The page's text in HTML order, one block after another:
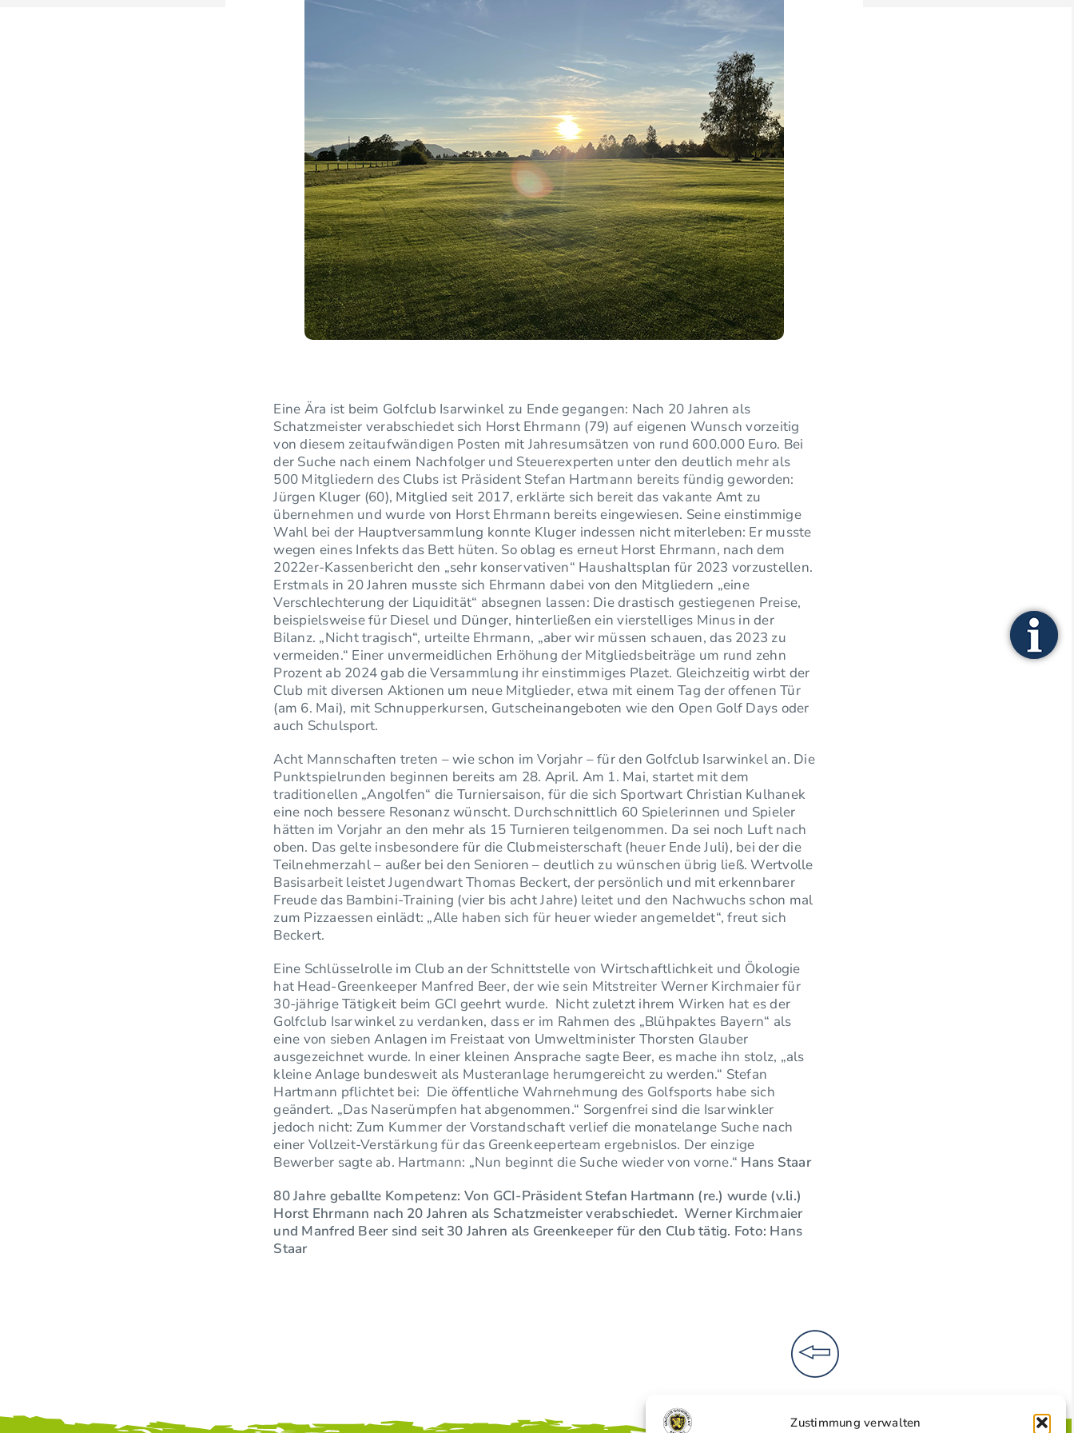
Zustimmung verwalten
Eine Ära ist beim Golfclub Isarwinkel zu Ende gegangen: Nach 20 Jahren als
Schatzmeister verabschiedet sich Horst Ehrmann (79) auf eigenen Wunsch vorzeitig
von diesem zeitaufwändigen Posten mit Jahresumsätzen von rund 600.000 Euro. Bei
der Suche nach einem Nachfolger und Steuerexperten unter den deutlich mehr als
500 Mitgliedern des Clubs ist Präsident Stefan Hartmann bereits fündig geworden:
Jürgen Kluger (60), Mitglied seit 2017, erklärte sich bereit das vakante Amt zu
übernehmen und wurde von Horst Ehrmann bereits eingewiesen. Seine einstimmige
Wahl bei der Hauptversammlung konnte Kluger indessen nicht miterleben: Er musste
wegen eines Infekts das Bett hüten. So oblag es erneut Horst Ehrmann, nach dem
2022er-Kassenbericht den „sehr konservativen“ Haushaltsplan für 2023 vorzustellen.
Erstmals in 20 Jahren musste sich Ehrmann dabei von den Mitgliedern „eine
Verschlechterung der Liquidität“ absegnen lassen: Die drastisch gestiegenen Preise,
beispielsweise für Diesel und Dünger, hinterließen ein vierstelliges Minus in der
Bilanz. „Nicht tragisch“, urteilte Ehrmann, „aber wir müssen schauen, das 2023 zu
vermeiden.“ Einer unvermeidlichen Erhöhung der Mitgliedsbeiträge um rund zehn
Prozent ab 2024 gab die Versammlung ihr einstimmiges Plazet. Gleichzeitig wirbt der
Club mit diversen Aktionen um neue Mitglieder, etwa mit einem Tag der offenen Tür
(am 6. Mai), mit Schnupperkursen, Gutscheinangeboten wie den Open Golf Days oder
auch Schulsport.
Acht Mannschaften treten – wie schon im Vorjahr – für den Golfclub Isarwinkel an. Die
Punktspielrunden beginnen bereits am 28. April. Am 1. Mai, startet mit dem
traditionellen „Angolfen“ die Turniersaison, für die sich Sportwart Christian Kulhanek
eine noch bessere Resonanz wünscht. Durchschnittlich 60 Spielerinnen und Spieler
hätten im Vorjahr an den mehr als 15 Turnieren teilgenommen. Da sei noch Luft nach
oben. Das gelte insbesondere für die Clubmeisterschaft (heuer Ende Juli), bei der die
Teilnehmerzahl – außer bei den Senioren – deutlich zu wünschen übrig ließ. Wertvolle
Basisarbeit leistet Jugendwart Thomas Beckert, der persönlich und mit erkennbarer
Freude das Bambini-Training (vier bis acht Jahre) leitet und den Nachwuchs schon mal
zum Pizzaessen einlädt: „Alle haben sich für heuer wieder angemeldet“, freut sich
Beckert.
Eine Schlüsselrolle im Club an der Schnittstelle von Wirtschaftlichkeit und Ökologie
hat Head-Greenkeeper Manfred Beer, der wie sein Mitstreiter Werner Kirchmaier für
30-jährige Tätigkeit beim GCI geehrt wurde. Nicht zuletzt ihrem Wirken hat es der
Golfclub Isarwinkel zu verdanken, dass er im Rahmen des „Blühpaktes Bayern“ als
eine von sieben Anlagen im Freistaat von Umweltminister Thorsten Glauber
ausgezeichnet wurde. In einer kleinen Ansprache sagte Beer, es mache ihn stolz, „als
kleine Anlage bundesweit als Musteranlage herumgereicht zu werden.“ Stefan
Hartmann pflichtet bei: Die öffentliche Wahrnehmung des Golfsports habe sich
geändert. „Das Naserümpfen hat abgenommen.“ Sorgenfrei sind die Isarwinkler
jedoch nicht: Zum Kummer der Vorstandschaft verlief die monatelange Suche nach
einer Vollzeit-Verstärkung für das Greenkeeperteam ergebnislos. Der einzige
Bewerber sagte ab. Hartmann: „Nun beginnt die Suche wieder von vorne.“ Hans Staar
80 Jahre geballte Kompetenz: Von GCI-Präsident Stefan Hartmann (re.) wurde (v.li.)
Horst Ehrmann nach 20 Jahren als Schatzmeister verabschiedet. Werner Kirchmaier
und Manfred Beer sind seit 30 Jahren als Greenkeeper für den Club tätig. Foto: Hans
Staar